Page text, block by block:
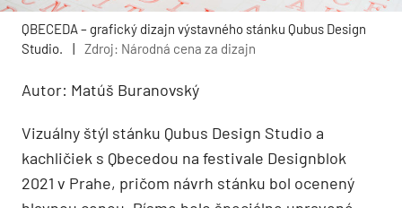
QBECEDA – grafický dizajn výstavného stánku Qubus Design
Studio.
| Zdroj: Národná cena za dizajn
Autor: Matúš Buranovský
Vizuálny štýl stánku Qubus Design Studio a
kachličiek s Qbecedou na festivale Designblok
2021 v Prahe, pričom návrh stánku bol ocenený